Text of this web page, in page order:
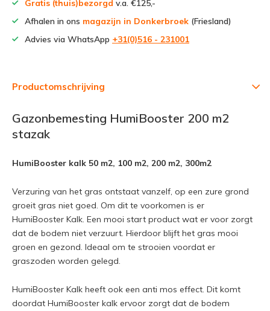
Gratis (thuis)bezorgd v.a. €125,-
Afhalen in ons magazijn in Donkerbroek (Friesland)
Advies via WhatsApp +31(0)516 - 231001
Productomschrijving
Gazonbemesting HumiBooster 200 m2
stazak
HumiBooster kalk 50 m2, 100 m2, 200 m2, 300m2
Verzuring van het gras ontstaat vanzelf, op een zure grond
groeit gras niet goed. Om dit te voorkomen is er
HumiBooster Kalk. Een mooi start product wat er voor zorgt
dat de bodem niet verzuurt. Hierdoor blijft het gras mooi
groen en gezond. Ideaal om te strooien voordat er
graszoden worden gelegd.
HumiBooster Kalk heeft ook een anti mos effect. Dit komt
doordat HumiBooster kalk ervoor zorgt dat de bodem